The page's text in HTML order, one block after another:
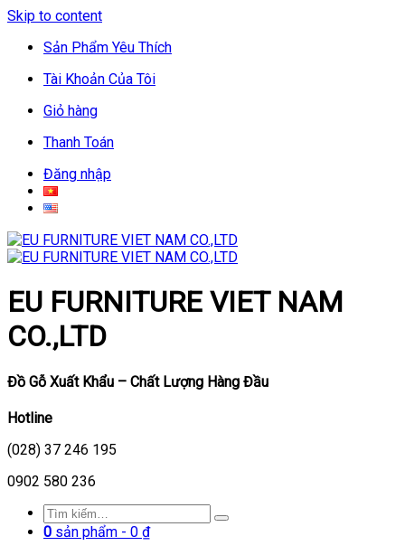
Skip to content
Sản Phẩm Yêu Thích
Tài Khoản Của Tôi
Giỏ hàng
Thanh Toán
Đăng nhập
EU FURNITURE VIET NAM
CO.,LTD
Đồ Gỗ Xuất Khẩu – Chất Lượng Hàng Đầu
Hotline
(028) 37 246 195
0902 580 236
0 sản phẩm - 0 ₫